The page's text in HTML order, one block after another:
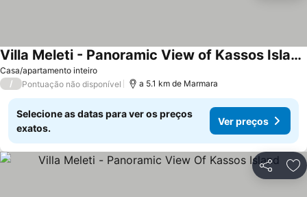
Casa/apartamento inteiro
Villa Meleti - Panoramic View of Kassos Island
Ver preços
/ Pontuação não disponível a 5.1 km de Marmara
Selecione as datas para ver os preços
exatos.
Ver preços
Partilhar